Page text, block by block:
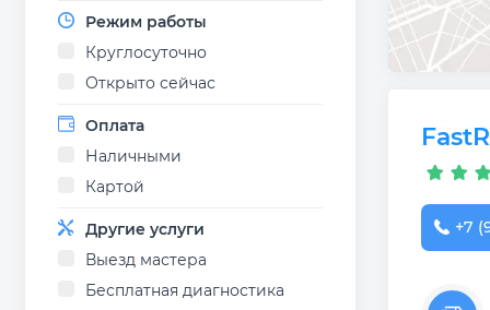
Режим работы
Круглосуточно
Открыто сейчас
Оплата
Наличными
Картой
Другие услуги
Выезд мастера
Бесплатная диагностика
+7